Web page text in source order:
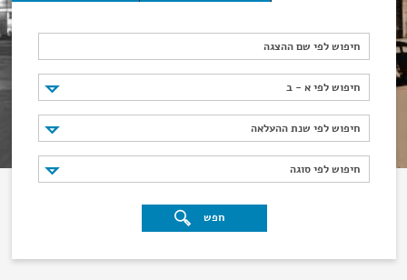
חיפוש לפי שם ההצגה
חיפוש לפי א - ב
חיפוש לפי א - ב
חיפוש לפי שנת ההעלאה
חיפוש לפי שנת ההעלאה
חיפוש לפי סוגה
חיפוש לפי סוגה
חפש